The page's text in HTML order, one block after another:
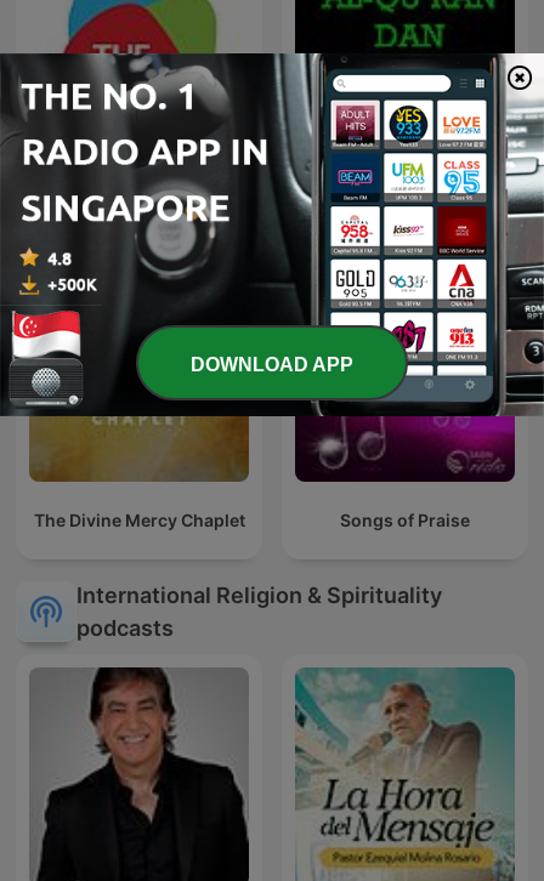
The City SG Podcast Al Quran dan Terjemahan
The Divine Mercy Chaplet Songs of Praise
International Religion & Spirituality
podcasts
DOWNLOAD APP